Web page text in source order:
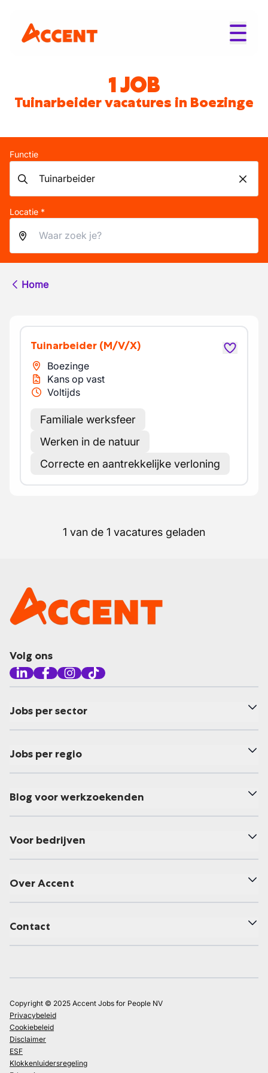
1 JOB
Tuinarbeider vacatures in Boezinge
Functie
Locatie *
Home
Tuinarbeider (M/V/X)
Boezinge
Kans op vast
Voltijds
Familiale werksfeer
Werken in de natuur
Correcte en aantrekkelijke verloning
1 van de 1 vacatures geladen
Volg ons
Jobs per sector
Jobs per regio
Blog voor werkzoekenden
Voor bedrijven
Over Accent
Contact
Copyright © 2025 Accent Jobs for People NV
Privacybeleid
Cookiebeleid
Disclaimer
ESF
Klokkenluidersregeling